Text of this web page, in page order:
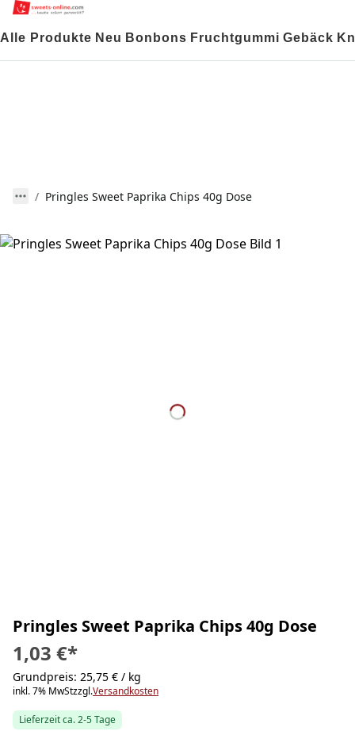
Alle Produkte Neu Bonbons Fruchtgummi Gebäck
Pringles Sweet Paprika Chips 40g Dose
Pringles Sweet Paprika Chips 40g Dose
1,03 €*
Grundpreis: 25,75 € / kg
inkl. 7% MwStzzgl.Versandkosten
Lieferzeit ca. 2-5 Tage